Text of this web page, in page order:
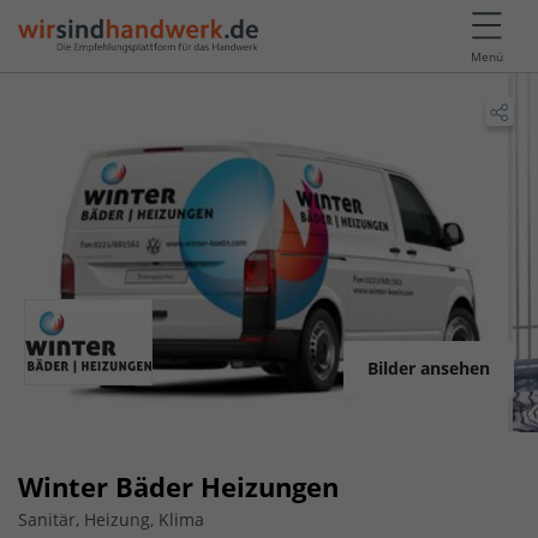
Menü
Bilder ansehen
Winter Bäder Heizungen
Sanitär, Heizung, Klima